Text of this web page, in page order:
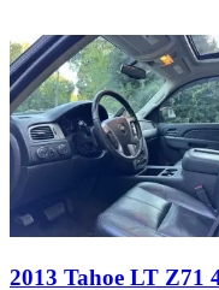
2013 Tahoe LT Z71